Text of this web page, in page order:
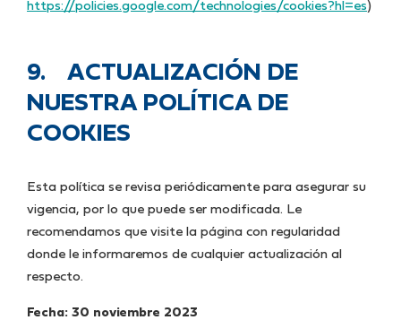
https://policies.google.com/technologies/cookies?hl=es)
9. ACTUALIZACIÓN DE
NUESTRA POLÍTICA DE
COOKIES
Esta política se revisa periódicamente para asegurar su
vigencia, por lo que puede ser modificada. Le
recomendamos que visite la página con regularidad
donde le informaremos de cualquier actualización al
respecto.
Fecha: 30 noviembre 2023